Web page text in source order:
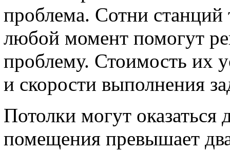
проблема. Сотни станций
любой момент помогут
проблему. Стоимость их
и скорости выполнения
Потолки могут
помещения превышает